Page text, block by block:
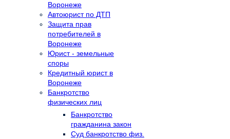
Воронеже
Автоюрист по ДТП
Защита прав
потребителей в
Воронеже
Юрист - земельные
споры
Кредитный юрист в
Воронеже
Банкротство
физических лиц
Банкротство
гражданина закон
Суд банкротство физ.